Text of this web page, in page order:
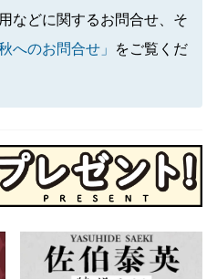
などに関するお問合せ、そ
へのお問合せ」
をご覧くだ